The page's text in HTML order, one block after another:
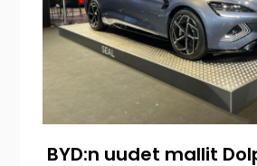
BYD:n uudet mallit